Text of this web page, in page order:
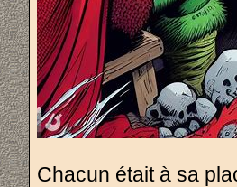
Chacun était à sa